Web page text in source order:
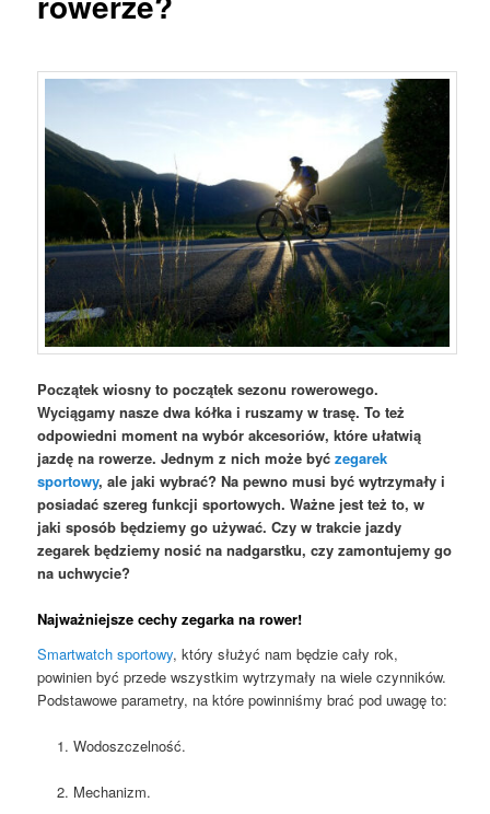
Początek wiosny to początek sezonu rowerowego.
Wyciągamy nasze dwa kółka i ruszamy w trasę. To też
odpowiedni moment na wybór akcesoriów, które ułatwią
jazdę na rowerze. Jednym z nich może byćzegarek
sportowy, ale jaki wybrać? Na pewno musi być wytrzymały i
posiadać szereg funkcji sportowych. Ważne jest też to, w
jaki sposób będziemy go używać. Czy w trakcie jazdy
zegarek będziemy nosić na nadgarstku, czy zamontujemy go
na uchwycie?
Najważniejsze cechy zegarka na rower!
Smartwatch sportowy, który służyć nam będzie cały rok,
powinien być przede wszystkim wytrzymały na wiele czynników.
Podstawowe parametry, na które powinniśmy brać pod uwagę to:
Wodoszczelność.
Mechanizm.